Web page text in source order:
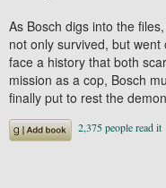
As Bosch digs into the
not only survived, but
face a history that both
mission as a cop, Bosch
finally put to rest the